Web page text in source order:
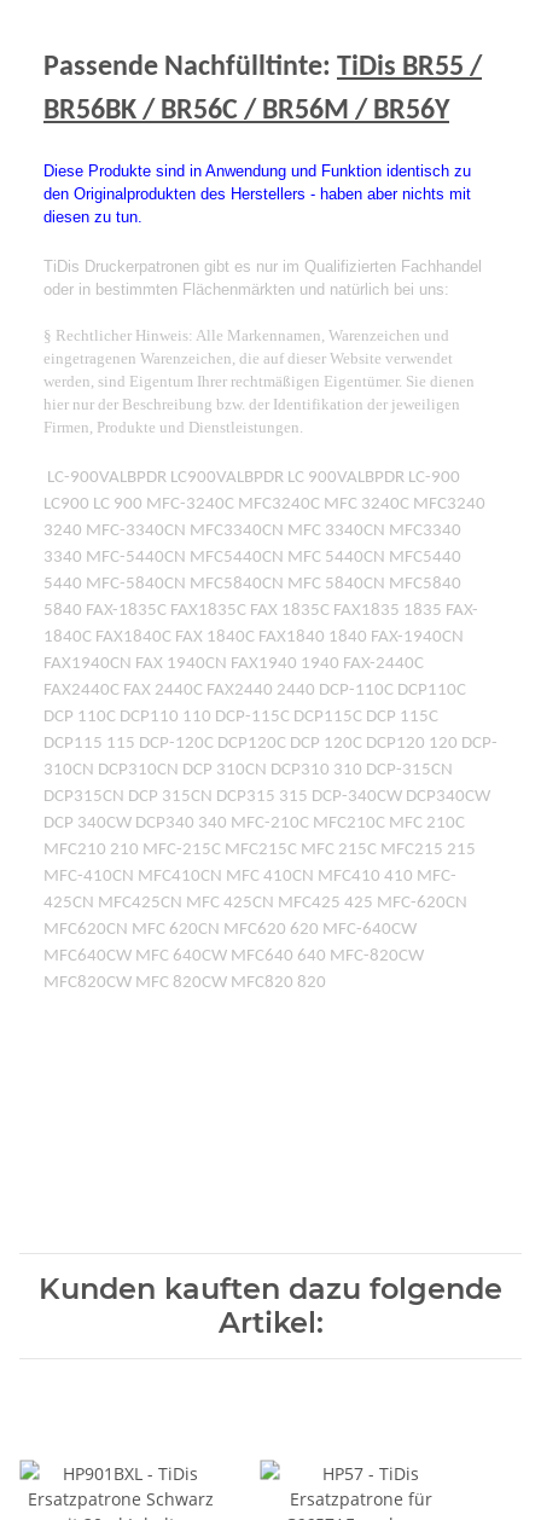
Passende Nachfülltinte: TiDis BR55 /
BR56BK / BR56C / BR56M / BR56Y
Diese Produkte sind in Anwendung und Funktion identisch zu
den Originalprodukten des Herstellers - haben aber nichts mit
diesen zu tun.
TiDis Druckerpatronen gibt es nur im Qualifizierten Fachhandel
oder in bestimmten Flächenmärkten und natürlich bei uns:
§ Rechtlicher Hinweis: Alle Markennamen, Warenzeichen und
eingetragenen Warenzeichen, die auf dieser Website verwendet
werden, sind Eigentum Ihrer rechtmäßigen Eigentümer. Sie dienen
hier nur der Beschreibung bzw. der Identifikation der jeweiligen
Firmen, Produkte und Dienstleistungen.
LC-900VALBPDR LC900VALBPDR LC 900VALBPDR LC-900
LC900 LC 900 MFC-3240C MFC3240C MFC 3240C MFC3240
3240 MFC-3340CN MFC3340CN MFC 3340CN MFC3340
3340 MFC-5440CN MFC5440CN MFC 5440CN MFC5440
5440 MFC-5840CN MFC5840CN MFC 5840CN MFC5840
5840 FAX-1835C FAX1835C FAX 1835C FAX1835 1835 FAX-
1840C FAX1840C FAX 1840C FAX1840 1840 FAX-1940CN
FAX1940CN FAX 1940CN FAX1940 1940 FAX-2440C
FAX2440C FAX 2440C FAX2440 2440 DCP-110C DCP110C
DCP 110C DCP110 110 DCP-115C DCP115C DCP 115C
DCP115 115 DCP-120C DCP120C DCP 120C DCP120 120 DCP-
310CN DCP310CN DCP 310CN DCP310 310 DCP-315CN
DCP315CN DCP 315CN DCP315 315 DCP-340CW DCP340CW
DCP 340CW DCP340 340 MFC-210C MFC210C MFC 210C
MFC210 210 MFC-215C MFC215C MFC 215C MFC215 215
MFC-410CN MFC410CN MFC 410CN MFC410 410 MFC-
425CN MFC425CN MFC 425CN MFC425 425 MFC-620CN
MFC620CN MFC 620CN MFC620 620 MFC-640CW
MFC640CW MFC 640CW MFC640 640 MFC-820CW
MFC820CW MFC 820CW MFC820 820
Kunden kauften dazu folgende
Artikel: